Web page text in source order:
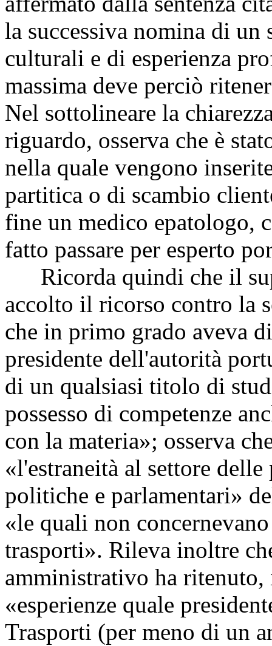
la successiva nomina di
culturali e di esperienza
massima deve perciò
Nel sottolineare la
riguardo, osserva che è
nella quale vengono
partitica o di scambio
fine un medico epatologo,
fatto passare per esperto
Ricorda quindi che il
accolto il ricorso contro la
che in primo grado aveva
presidente dell'autorità
di un qualsiasi titolo di
possesso di competenze
con la materia»; osserva
«l'estraneità al settore
politiche e parlamentari»
«le quali non
trasporti». Rileva inoltre
amministrativo ha
«esperienze quale
Trasporti (per meno di un